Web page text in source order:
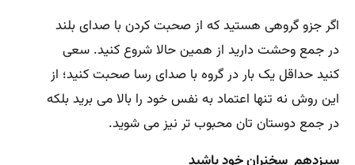
اگر جزو گروهی هستید که از صحبت کردن با صدای بلند
در جمع وحشت دارید از همین حالا شروع کنید. سعی
کنید حداقل یک بار در گروه با صدای رسا صحبت کنید؛ از
این روش نه تنها اعتماد به نفس خود را بالا می برید بلکه
در جمع دوستان تان محبوب تر نیز می شوید.
سیزدهم سخنران خود باشید